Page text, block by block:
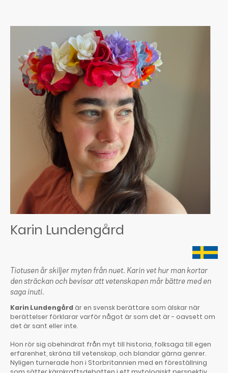
Karin Lundengård
Tiotusen år skiljer myten från nuet. Karin vet hur man kortar
den sträckan och bevisar att vetenskapen mår bättre med en
saga inuti.
Karin Lundengård är en svensk berättare som älskar när
berättelser förklarar varför något är som det är - oavsett om
det är sant eller inte.
Hon rör sig obehindrat från myt till historia, folksaga till egen
erfarenhet, skröna till vetenskap, och blandar gärna genrer.
Nyligen turnerade hon i Storbritannien med en föreställning